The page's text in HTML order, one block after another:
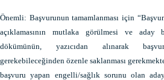
Önemli: Başvurunun tamamlanması için
açıklamasının mutlaka görülmesi ve
dökümünün, yazıcıdan alınarak
gerekebileceğinden özenle saklanması
başvuru yapan engelli/sağlık sorunu olan